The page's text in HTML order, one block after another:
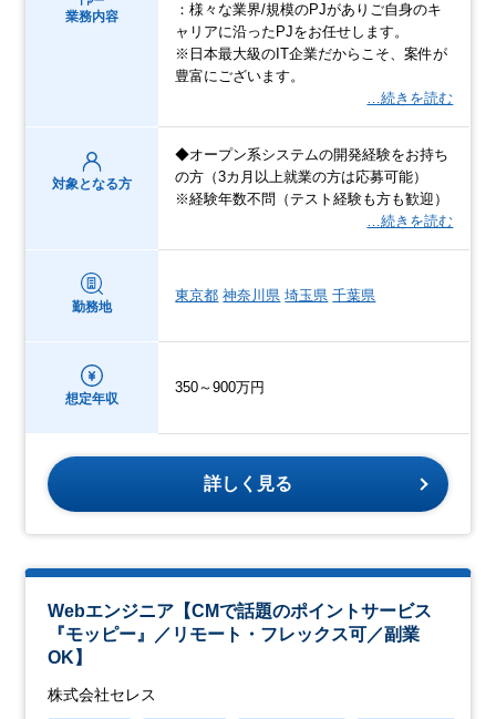
業務内容
：様々な業界/規模のPJがありご自身のキ
ャリアに沿ったPJをお任せします。
※日本最大級のIT企業だからこそ、案件が
豊富にございます。
…続きを読む
対象となる方
◆オープン系システムの開発経験をお持ち
の方（3カ月以上就業の方は応募可能）
※経験年数不問（テスト経験も方も歓迎）
…続きを読む
勤務地
東京都 神奈川県 埼玉県 千葉県
想定年収
350～900万円
詳しく見る
Webエンジニア【CMで話題のポイントサービス
『モッピー』／リモート・フレックス可／副業
OK】
株式会社セレス